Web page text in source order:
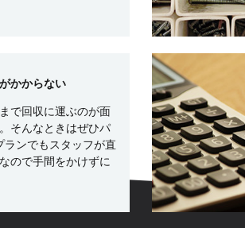
かからない
で回収に運ぶのが面
そんなときはぜひパ
ランでもスタッフが直
ので手間をかけずに